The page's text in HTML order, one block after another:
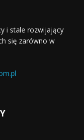
i stale rozwijający
się zarówno w